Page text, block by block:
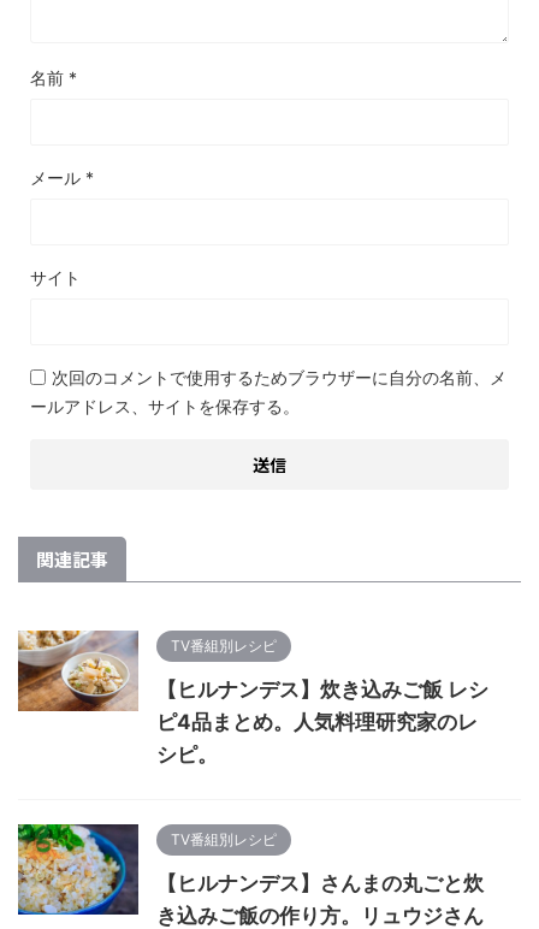
名前 *
メール *
サイト
次回のコメントで使用するためブラウザーに自分の名前、メ
ールアドレス、サイトを保存する。
関連記事
TV番組別レシピ
【ヒルナンデス】炊き込みご飯 レシ
ピ4品まとめ。人気料理研究家のレ
シピ。
TV番組別レシピ
【ヒルナンデス】さんまの丸ごと炊
き込みご飯の作り方。リュウジさん